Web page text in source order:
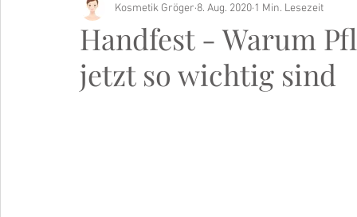
Buch Tipp
Handfest - Warum
jetzt so wichtig sind
Kosmetik Gröger 8. Aug. 2020 1 Min. Lesezeit